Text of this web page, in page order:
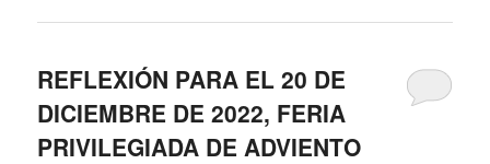
REFLEXIÓN PARA EL 20 DE
DICIEMBRE DE 2022, FERIA
PRIVILEGIADA DE ADVIENTO